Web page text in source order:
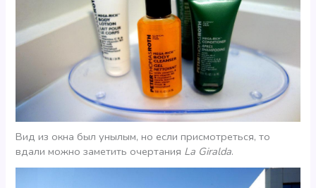
Вид из окна был унылым, но если присмотреться, то
вдали можно заметить очертания La Giralda.